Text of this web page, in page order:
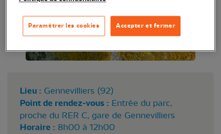
Lieu : Gennevilliers (92)
Point de rendez-vous : Entrée du parc,
proche du RER C, gare de Gennevilliers
Horaire : 8h00 à 12h00
Accepter et fermer
Paramétrer les cookies